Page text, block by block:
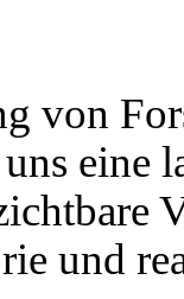
von
eine
und